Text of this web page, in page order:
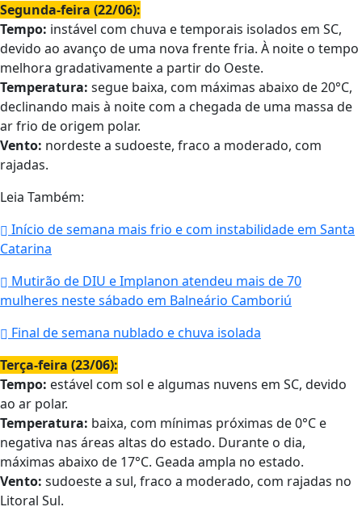
Segunda-feira (22/06):
Tempo: instável com chuva e temporais isolados em SC,
devido ao avanço de uma nova frente fria. À noite o tempo
melhora gradativamente a partir do Oeste.
Temperatura: segue baixa, com máximas abaixo de 20°C,
declinando mais à noite com a chegada de uma massa de
ar frio de origem polar.
Vento: nordeste a sudoeste, fraco a moderado, com
rajadas.
Leia Também:
Início de semana mais frio e com instabilidade em Santa
Catarina
Mutirão de DIU e Implanon atendeu mais de 70
mulheres neste sábado em Balneário Camboriú
Final de semana nublado e chuva isolada
Terça-feira (23/06):
Tempo: estável com sol e algumas nuvens em SC, devido
ao ar polar.
Temperatura: baixa, com mínimas próximas de 0°C e
negativa nas áreas altas do estado. Durante o dia,
máximas abaixo de 17°C. Geada ampla no estado.
Vento: sudoeste a sul, fraco a moderado, com rajadas no
Litoral Sul.